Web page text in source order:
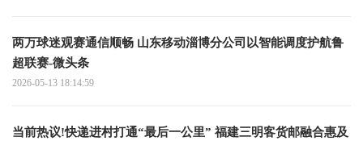
两万球迷观赛通信顺畅 山东移动淄博分公司以智能调度护航鲁
超联赛-微头条
2026-05-13 18:14:59
当前热议!快递进村打通“最后一公里” 福建三明客货邮融合惠及